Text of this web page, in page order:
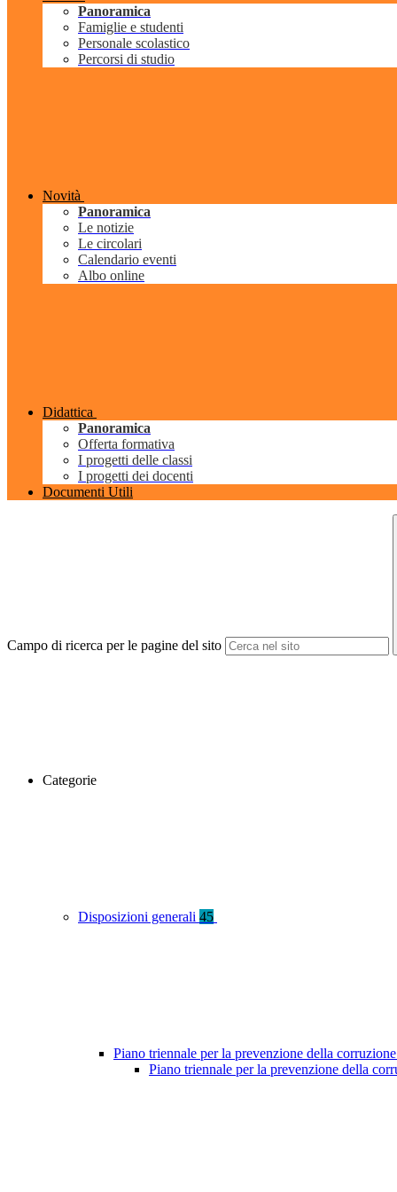
Panoramica
Famiglie e studenti
Personale scolastico
Percorsi di studio
Novità
Panoramica
Le notizie
Le circolari
Calendario eventi
Albo online
Didattica
Panoramica
Offerta formativa
I progetti delle classi
I progetti dei docenti
Documenti Utili
Campo di ricerca per le pagine del sito
Categorie
Disposizioni generali 45
Piano triennale per la prevenzione della
Piano triennale per la prevenzione della